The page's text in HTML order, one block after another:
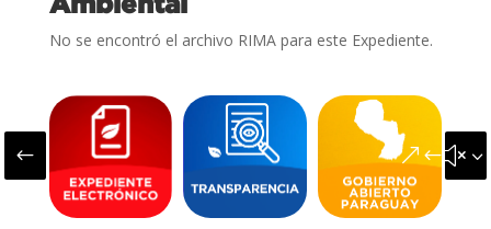
No se encontró el archivo RIMA para este Expediente.
#